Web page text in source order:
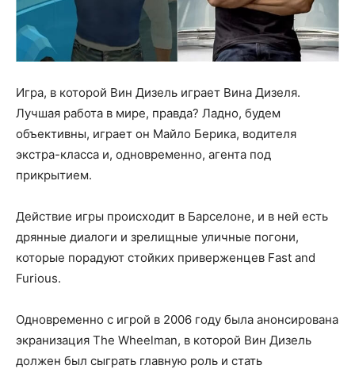
Игра, в которой Вин Дизель играет Вина Дизеля.
Лучшая работа в мире, правда? Ладно, будем
объективны, играет он Майло Берика, водителя
экстра-класса и, одновременно, агента под
прикрытием.
Действие игры происходит в Барселоне, и в ней есть
дрянные диалоги и зрелищные уличные погони,
которые порадуют стойких приверженцев Fast and
Furious.
Одновременно с игрой в 2006 году была анонсирована
экранизация The Wheelman, в которой Вин Дизель
должен был сыграть главную роль и стать